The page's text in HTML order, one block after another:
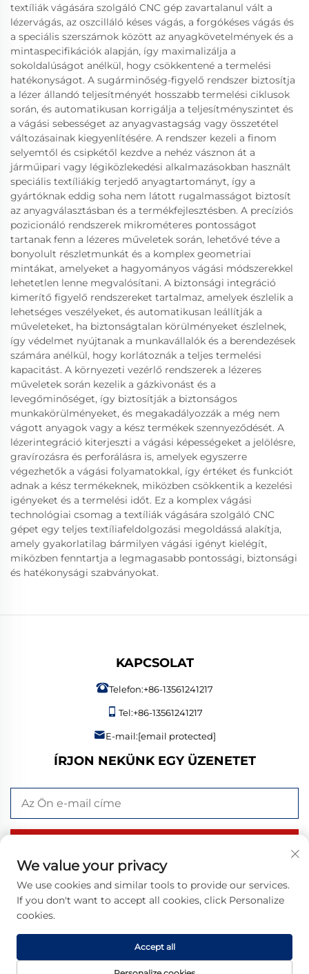
textíliák vágására szolgáló CNC gép zavartalanul vált a
lézervágás, az oszcilláló késes vágás, a forgókéses vágás és
a speciális szerszámok között az anyagkövetelmények és a
mintaspecifikációk alapján, így maximalizálja a
sokoldalúságot anélkül, hogy csökkentené a termelési
hatékonyságot. A sugárminőség-figyelő rendszer biztosítja
a lézer állandó teljesítményét hosszabb termelési ciklusok
során, és automatikusan korrigálja a teljesítményszintet és
a vágási sebességet az anyagvastagság vagy összetétel
változásainak kiegyenlítésére. A rendszer kezeli a finom
selyemtől és csipkétől kezdve a nehéz vásznon át a
járműipari vagy légiközlekedési alkalmazásokban használt
speciális textíliákig terjedő anyagtartományt, így a
gyártóknak eddig soha nem látott rugalmasságot biztosít
az anyagválasztásban és a termékfejlesztésben. A precíziós
pozicionáló rendszerek mikrométeres pontosságot
tartanak fenn a lézeres műveletek során, lehetővé téve a
bonyolult részletmunkát és a komplex geometriai
mintákat, amelyeket a hagyományos vágási módszerekkel
lehetetlen lenne megvalósítani. A biztonsági integráció
kimerítő figyelő rendszereket tartalmaz, amelyek észlelik a
lehetséges veszélyeket, és automatikusan leállítják a
műveleteket, ha biztonságtalan körülményeket észlelnek,
így védelmet nyújtanak a munkavállalók és a berendezések
számára anélkül, hogy korlátoznák a teljes termelési
kapacitást. A környezeti vezérlő rendszerek a lézeres
műveletek során kezelik a gázkivonást és a
levegőminőséget, így biztosítják a biztonságos
munkakörülményeket, és megakadályozzák a még nem
vágott anyagok vagy a kész termékek szennyeződését. A
lézerintegráció kiterjeszti a vágási képességeket a jelölésre,
gravírozásra és perforálásra is, amelyek egyszerre
végezhetők a vágási folyamatokkal, így értéket és funkciót
adnak a kész termékeknek, miközben csökkentik a kezelési
igényeket és a termelési időt. Ez a komplex vágási
technológiai csomag a textíliák vágására szolgáló CNC
gépet egy teljes textíliafeldolgozási megoldássá alakítja,
amely gyakorlatilag bármilyen vágási igényt kielégít,
miközben fenntartja a legmagasabb pontossági, biztonsági
és hatékonysági szabványokat.
KAPCSOLAT
Telefon:+86-13561241217
Tel:+86-13561241217
E-mail:[email protected]
ÍRJON NEKÜNK EGY ÜZENETET
Szerzői jog © 2026 Bangzheng (Shandong) Intelligent
Manufacturing Co., Ltd. Minden jog fenntartva. |
szabályzat
We value your privacy
We use cookies and similar tools to provide our services.
If you don't want to accept all cookies, click Personalize
cookies.
Accept all